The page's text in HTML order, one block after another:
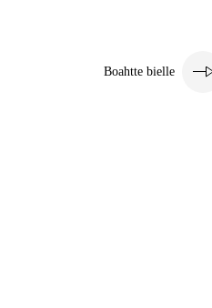
Boahtte bielle